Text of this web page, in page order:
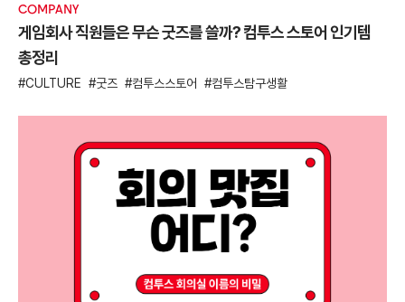
COMPANY
게임회사 직원들은 무슨 굿즈를 쓸까? 컴투스 스토어 인기템
총정리
CULTURE 굿즈 컴투스스토어 컴투스탐구생활